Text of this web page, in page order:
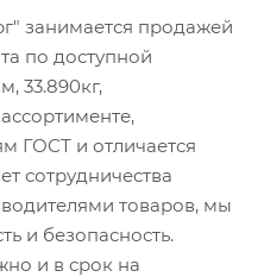
занимается продажей
по доступной
33.890кг,
ГОСТ и отличается
сотрудничества
товаров, мы
и безопасность.
и в срок на